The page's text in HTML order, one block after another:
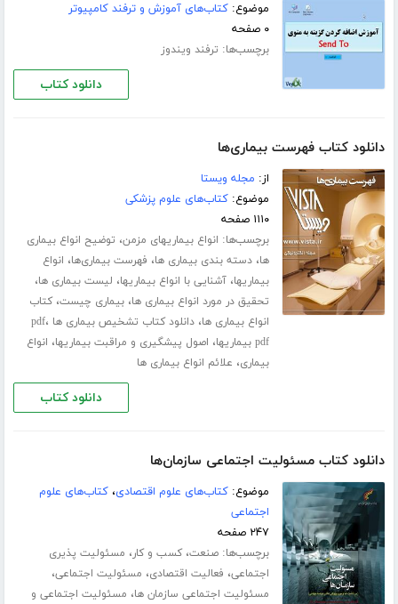
موضوع:کتاب‌های آموزش و ترفند کامپیوتر
۰ صفحه
برچسب‌ها: ترفند ویندوز
دانلود کتاب
دانلود کتاب فهرست بیماری‌ها
از: مجله ویستا
موضوع:کتاب‌های علوم پزشکی
۱۱۱۰ صفحه
برچسب‌ها: انواع بیماریهای مزمن، توضیح انواع بیماری
ها،دسته بندی بیماری ها، فهرست بیماری‌ها، انواع
بیماریها،آشنایی با انواع بیماریها، لیست بیماری ها،
تحقیق در مورد انواع بیماری ها،بیماری چیست،کتاب
انواع بیماری ها،دانلود کتاب تشخیص بیماری ها pdf ،
pdf بیماریها ، اصول پیشگیری و مراقبت بیماریها، انواع
بیماری، علائم انواع بیماری ها
دانلود کتاب
دانلود کتاب مسئولیت اجتماعی سازمان‌ها
موضوع:کتاب‌های علوم اقتصادی،کتاب‌های علوم
اجتماعی
۲۴۷ صفحه
برچسب‌ها:صنعت،کسب و کار، مسئولیت پذیری
اجتماعی، فعالیت اقتصادی، مسئولیت اجتماعی،
مسئولیت اجتماعی سازمان ها، مسئولیت اجتماعی و